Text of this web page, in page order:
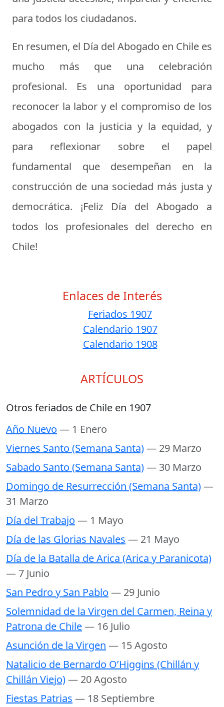
para todos los ciudadanos.
En resumen, el Día del Abogado en Chile es
mucho más que una celebración
profesional. Es una oportunidad para
reconocer la labor y el compromiso de los
abogados con la justicia y la equidad, y
para reflexionar sobre el papel
fundamental que desempeñan en la
construcción de una sociedad más justa y
democrática. ¡Feliz Día del Abogado a
todos los profesionales del derecho en
Chile!
Enlaces de Interés
Feriados 1907
Calendario 1907
Calendario 1908
ARTÍCULOS
Otros feriados de Chile en 1907
Año Nuevo — 1 Enero
Viernes Santo (Semana Santa)— 29 Marzo
Sabado Santo (Semana Santa)— 30 Marzo
Domingo de Resurrección (Semana Santa)—
31 Marzo
Día del Trabajo — 1 Mayo
Día de las Glorias Navales — 21 Mayo
Día de la Batalla de Arica (Arica y Paranicota)
— 7 Junio
San Pedro y San Pablo — 29 Junio
Solemnidad de la Virgen del Carmen, Reina y
Patrona de Chile— 16 Julio
Asunción de la Virgen — 15 Agosto
Natalicio de Bernardo O’Higgins (Chillán y
Chillán Viejo)— 20 Agosto
Fiestas Patrias — 18 Septiembre